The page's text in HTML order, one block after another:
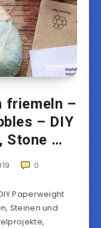
friemeln –
– DIY
Stone …
0
Paperweight
Steinen und